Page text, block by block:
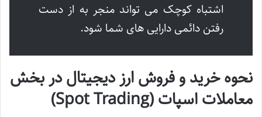
اشتباه کوچک می تواند منجر به از دست
رفتن دائمی دارایی های شما شود.
نحوه خرید و فروش ارز دیجیتال در بخش
معاملات اسپات (Spot Trading)